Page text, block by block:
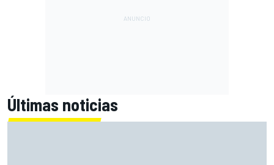
Últimas noticias